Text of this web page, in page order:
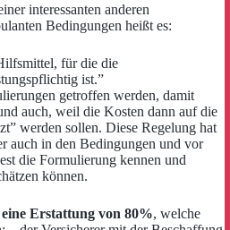
interessanten anderen
Bedingungen heißt es:
für die die
ist.”
getroffen werden, damit
auch, weil die Kosten dann auf die
werden sollen. Diese Regelung hat
auch in den Bedingungen und vor
die Formulierung kennen und
können.
Erstattung von 80%, welche